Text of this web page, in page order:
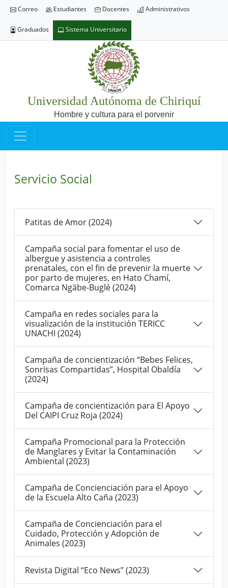
Correo Estudiantes Docentes Administrativos
Graduados Sistema Universitario
Universidad Autónoma de Chiriquí
Hombre y cultura para el porvenir
Servicio Social
Patitas de Amor (2024)
Campaña social para fomentar el uso de
albergue y asistencia a controles
prenatales, con el fin de prevenir la muerte
por parto de mujeres, en Hato Chamí,
Comarca Ngäbe-Buglé (2024)
Campaña en redes sociales para la
visualización de la institución TERICC
UNACHI (2024)
Campaña de concientización “Bebes Felices,
Sonrisas Compartidas”, Hospital Obaldía
(2024)
Campaña de concientización para El Apoyo
Del CAIPI Cruz Roja (2024)
Campaña Promocional para la Protección
de Manglares y Evitar la Contaminación
Ambiental (2023)
Campaña de Concienciación para el Apoyo
de la Escuela Alto Caña (2023)
Campaña de Concienciación para el
Cuidado, Protección y Adopción de
Animales (2023)
Revista Digital “Eco News” (2023)